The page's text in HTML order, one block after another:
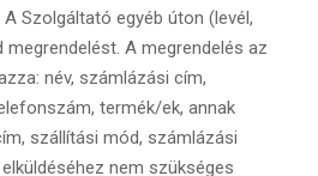
Szolgáltató egyéb úton (levél,
A megrendelés az
név, számlázási cím,
termék/ek, annak
szállítási mód, számlázási
nem szükséges